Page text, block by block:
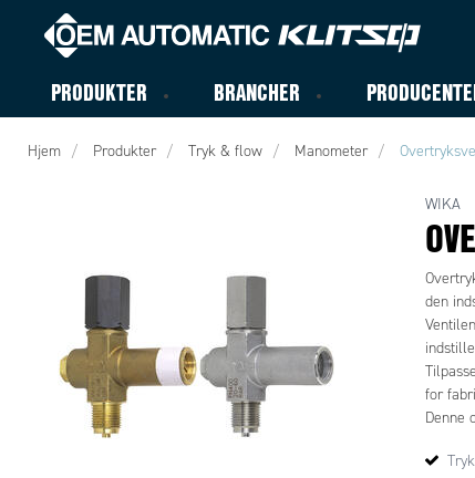
PRODUKTER BRANCHER
Hjem Produkter Tryk & flow Manometer
WIKA
den
for
Denne